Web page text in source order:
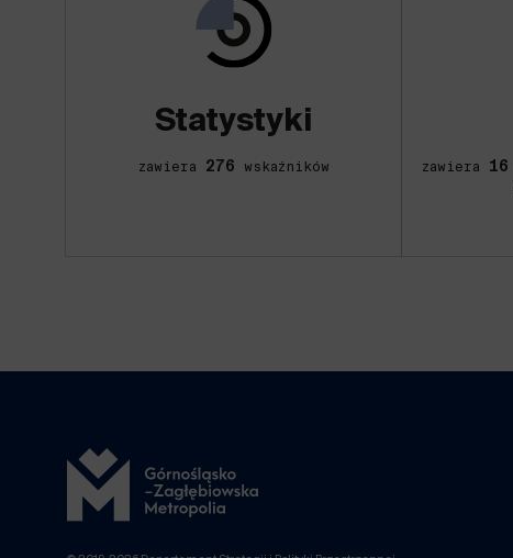
Statystyki
zawiera 276 wskaźników zawiera 16